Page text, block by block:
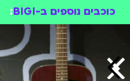
כוכבים נוספים ב-BIGI :